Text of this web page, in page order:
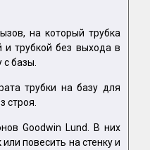
на который трубка
и трубкой без выхода в
базы.
трубки на базу для
строя.
Goodwin Lund. В них
повесить на стенку и